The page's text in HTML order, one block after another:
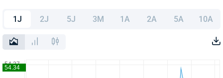
1J 2J 5J 3M 1A 2A 5A 10A